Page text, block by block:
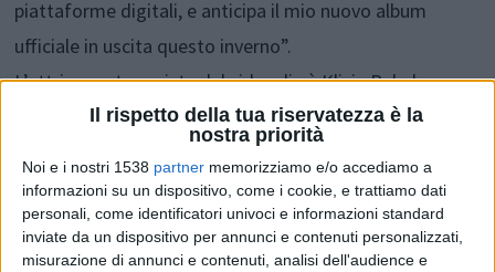
Il rispetto della tua riservatezza è la
nostra priorità
Noi e i nostri 1538 partner memorizziamo e/o accediamo a
informazioni su un dispositivo, come i cookie, e trattiamo dati
personali, come identificatori univoci e informazioni standard
inviate da un dispositivo per annunci e contenuti personalizzati,
misurazione di annunci e contenuti, analisi dell'audience e
piattaforme digitali, e anticipa il mio nuovo album
ufficiale in uscita questo inverno”.
L’attrice protagonista del videoclip è Klizia Rehab.
Qualche anno fa, dopo la vittoria in un contest
organizzato da Pepsi, Skizzo Smth è salito sul palco del
forum di Assago assieme a Shade, fred de palma e
Clementino.